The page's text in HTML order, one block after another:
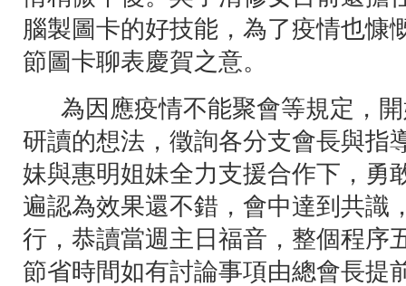
腦製圖卡的好技能，為了疫情也慷
節圖卡聊表慶賀之意。
為因應疫情不能聚會等規定，開
研讀的想法，徵詢各分支會長與指
妹與惠明姐妹全力支援合作下，勇
遍認為效果還不錯，會中達到共識
行，恭讀當週主日福音，整個程序
節省時間如有討論事項由總會長提